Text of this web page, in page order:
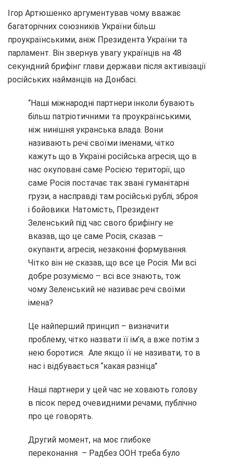
Ігор Артюшенко аргументував чому вважає
багаторічних союзників України більш
проукраїнськими, аніж Президента України та
парламент. Він звернув увагу українців на 48
секундний брифінг глави держави після активізації
російських найманців на Донбасі.
“Наші міжнародні партнери інколи бувають
більш патріотичними та проукраїнськими,
ніж нинішня укранська влада. Вони
називають речі своїми іменами, чітко
кажуть що в Україні російська агресія, що в
нас окуповані саме Росією території, що
саме Росія постачає так звані гуманітарні
грузи, а насправді там російські рублі, зброя
і бойовики. Натомість, Президент
Зеленський під час свого брифінгу не
вказав, що це саме Росія, сказав –
окупанти, агресія, незаконні формування.
Чітко він не сказав, що все це Росія. Ми всі
добре розуміємо – всі все знають, тож
чому Зеленський не називає речі своїми
імена?
Це найперший принцип – визначити
проблему, чітко назвати її ім’я, а вже потім з
нею боротися. Але якщо її не називати, то в
нас і відбувається “какая разніца”
Наші партнери у цей час не ховають голову
в пісок перед очевидними речами, публічно
про це говорять.
Другий момент, на моє глибоке
переконання – Радбез ООН треба було